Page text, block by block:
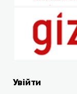
Увійти